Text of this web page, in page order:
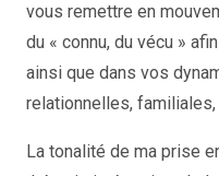
vous remettre en
du « connu, du vécu »
ainsi que dans vos
relationnelles,
La tonalité de ma prise